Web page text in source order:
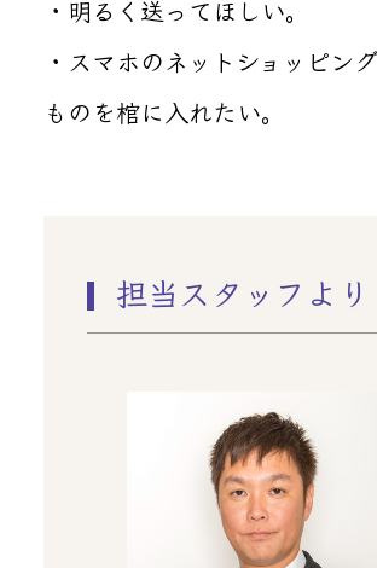
・明るく送ってほしい。
・スマホのネットショッピン
ものを棺に入れたい。
担当スタッフより